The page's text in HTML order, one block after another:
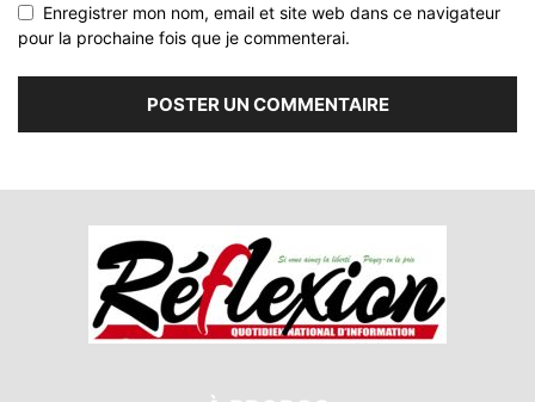
Enregistrer mon nom, email et site web dans ce navigateur
pour la prochaine fois que je commenterai.